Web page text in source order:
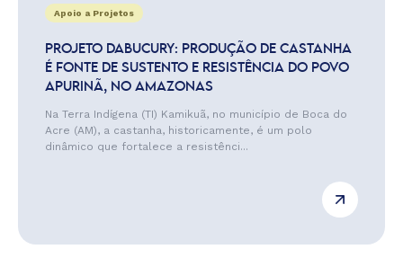
Apoio a Projetos
PROJETO DABUCURY: PRODUÇÃO DE CASTANHA
É FONTE DE SUSTENTO E RESISTÊNCIA DO POVO
APURINÃ, NO AMAZONAS
Na Terra Indígena (TI) Kamikuã, no município de Boca do
Acre (AM), a castanha, historicamente, é um polo
dinâmico que fortalece a resistênci...